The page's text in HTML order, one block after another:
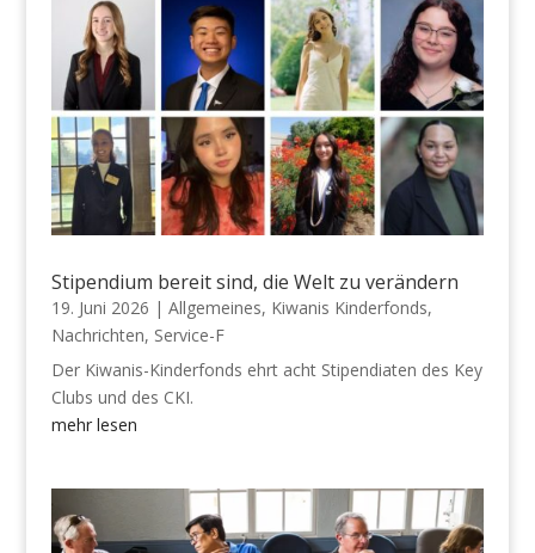
Stipendium bereit sind, die Welt zu verändern
19. Juni 2026 | Allgemeines, Kiwanis Kinderfonds,
Nachrichten, Service-F
Der Kiwanis-Kinderfonds ehrt acht Stipendiaten des Key
Clubs und des CKI.
mehr lesen